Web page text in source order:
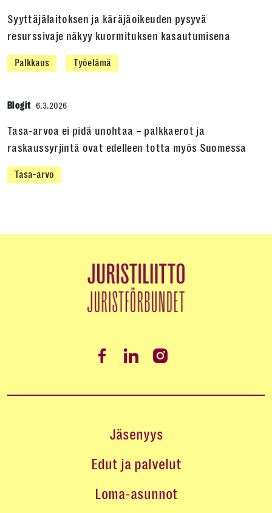
Syyttäjälaitoksen ja käräjäoikeuden pysyvä
resurssivaje näkyy kuormituksen kasautumisena
Palkkaus Työelämä
Blogit 6.3.2026
Tasa-arvoa ei pidä unohtaa – palkkaerot ja
raskaussyrjintä ovat edelleen totta myös Suomessa
Tasa-arvo
Jäsenyys
Edut ja palvelut
Loma-asunnot